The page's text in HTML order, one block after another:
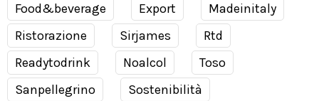
Food&beverage
Export
Madeinitaly
Ristorazione
Sirjames
Rtd
Readytodrink
Noalcol
Toso
Sanpellegrino
Sostenibilità